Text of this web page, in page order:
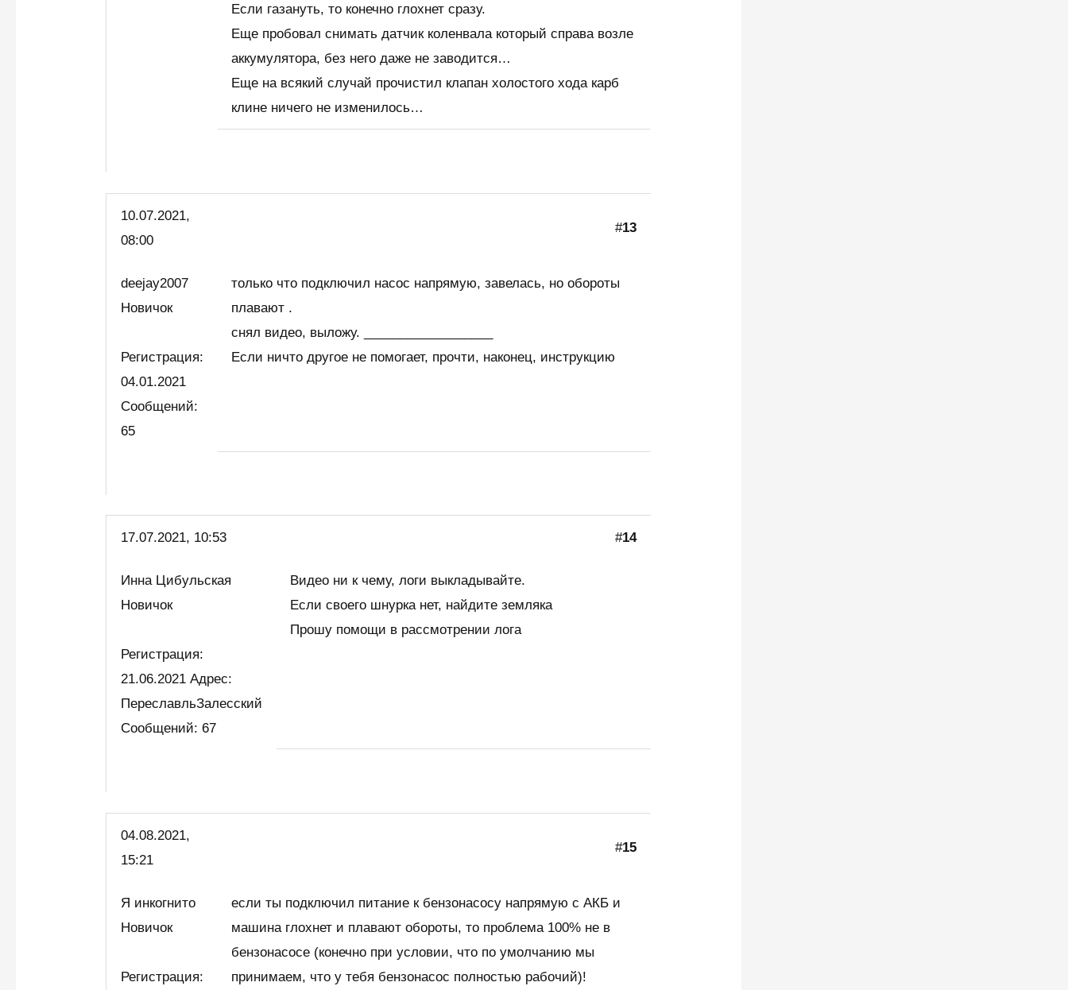
Если газануть, то конечно глохнет сразу.
Еще пробовал снимать датчик коленвала который справа возле
аккумулятора, без него даже не заводится…
Еще на всякий случай прочистил клапан холостого хода карб
клине ничего не изменилось…
10.07.2021,
08:00
#13
deejay2007
Новичок
Регистрация:
04.01.2021
Сообщений:
65
только что подключил насос напрямую, завелась, но обороты
плавают .
снял видео, выложу. __________________
Если ничто другое не помогает, прочти, наконец, инструкцию
17.07.2021, 10:53 #14
Инна Цибульская
Новичок
Регистрация:
21.06.2021 Адрес:
ПереславльЗалесский
Сообщений: 67
Видео ни к чему, логи выкладывайте.
Если своего шнурка нет, найдите земляка
Прошу помощи в рассмотрении лога
04.08.2021,
15:21
#15
Я инкогнито
Новичок
Регистрация:
если ты подключил питание к бензонасосу напрямую с АКБ и
машина глохнет и плавают обороты, то проблема 100% не в
бензонасосе (конечно при условии, что по умолчанию мы
принимаем, что у тебя бензонасос полностью рабочий)!